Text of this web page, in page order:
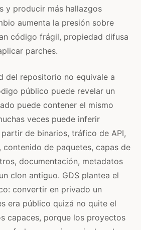
y producir más hallazgos
aumenta la presión sobre
código frágil, propiedad difusa
parches.
del repositorio no equivale a
público puede revelar un
puede contener el mismo
veces puede inferir
de binarios, tráfico de API,
contenido de paquetes, capas de
documentación, metadatos
clon antiguo. GDS plantea el
convertir en privado un
era público quizá no quite el
capaces, porque los proyectos